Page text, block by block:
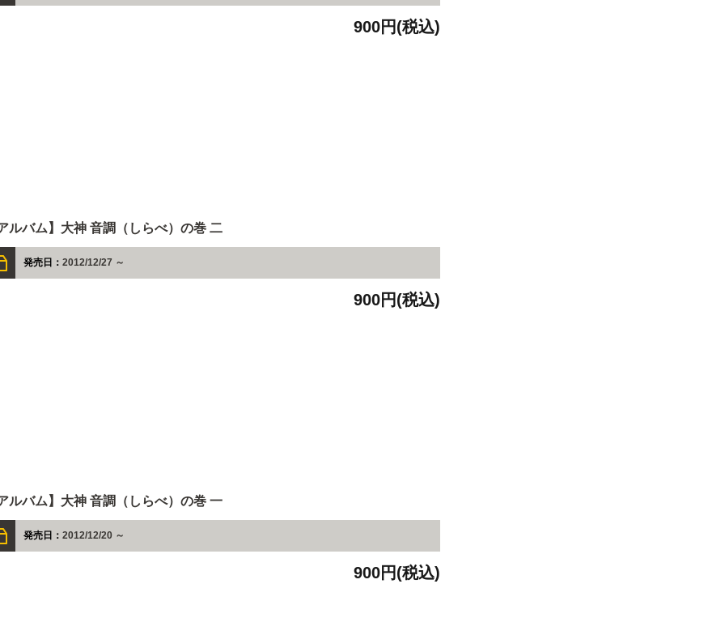
900円(税込)
ルバム】大神 音調（しらべ）の巻 二
発売日： 2012/12/27 ～
900円(税込)
ルバム】大神 音調（しらべ）の巻 一
発売日： 2012/12/20 ～
900円(税込)